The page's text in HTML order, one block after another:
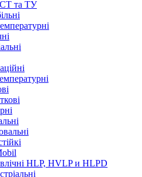
та ТУ
HLP, HVLP и HLPD